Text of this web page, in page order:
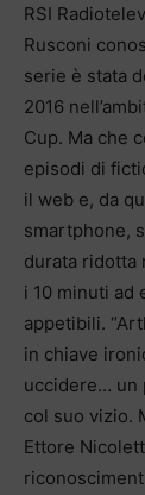
RSI
Rusconi
serie è stata
2016
Cup. Ma che
episodi di
il web e, da
smartphone,
durata ridotta
i 10 minuti ad
appetibili.
in chiave
uccidere… un
col suo vizio.
Ettore